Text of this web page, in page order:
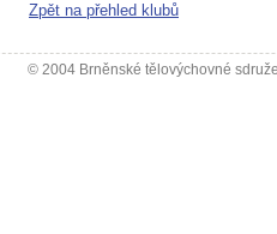
Zpět na přehled klubů
© 2004 Brněnské tělovýchovné